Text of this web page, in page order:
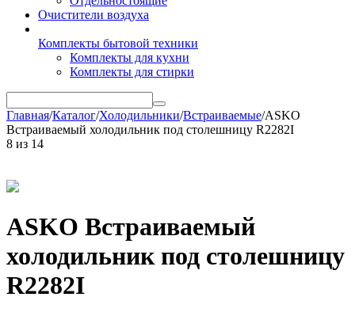
Очистители воздуха
Комплекты бытовой техники
Комплекты для кухни
Комплекты для стирки
Главная/Каталог/Холодильники/Встраиваемые/ASKO
Встраиваемый холодильник под столешницу R2282I
8 из 14
ASKO Встраиваемый
холодильник под столешницу
R2282I